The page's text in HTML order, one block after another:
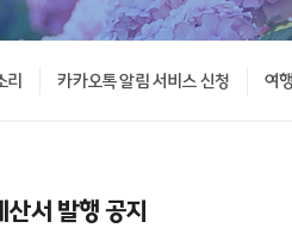
리 카카오톡 알림 서비스 신청 여
서 발행 공지